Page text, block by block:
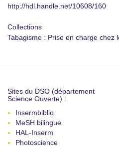
http://hdl.handle.net/10608/160
Collections
Tabagisme : Prise en charge chez
Sites du DSO (département
Science Ouverte) :
Insermbiblio
MeSH bilingue
HAL-Inserm
Photoscience